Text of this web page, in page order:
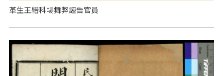
革生王縉科場舞弊誣告官員